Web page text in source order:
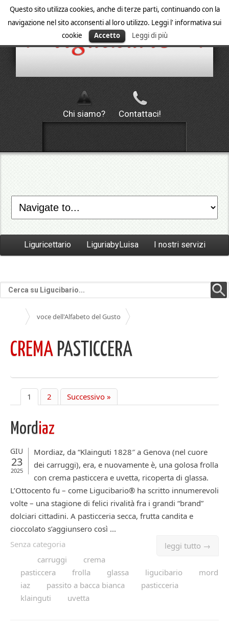
Questo sito utilizza cookies, anche di terze parti, continuando con la
navigazione nel sito acconsenti al loro utilizzo. Leggi l' informativa sui
cookie
Accetto Leggi di più
Chi siamo? Contattaci!
Liguricettario LiguriabyLuisa I nostri servizi
voce dell'Alfabeto del Gusto
CREMA PASTICCERA
1 2 Successivo »
Mordiaz
GIU
23
2025
Mordiaz, da “Klainguti 1828″ a Genova (nel cuore
dei carruggi), era, e nuovamente è, una golosa frolla
con crema pasticcera e uvetta, ricoperta di glassa.
L’Ottocento fu – come Ligucibario® ha scritto innumerevoli
volte – una stagione di felici rivalità fra i grandi “brand”
dolciari cittadini. A pasticceria secca, frutta candita e
cioccolato s’aggiunsero così ...
leggi tutto →
Senza categoria
carruggi
crema
pasticcera
frolla glassa ligucibario
mord
iaz
passito a bacca bianca
pasticceria
klainguti
uvetta